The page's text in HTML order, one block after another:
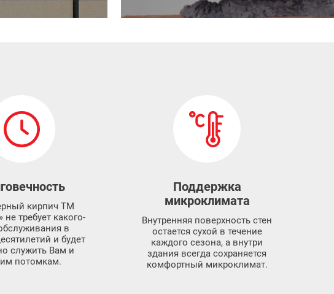
кирпич ТМ
не требует какого-
в
и будет
служить Вам и
потомкам.
Поддержка
микроклимата
Внутренняя поверхность стен
остается сухой в течение
каждого сезона, а внутри
здания всегда сохраняется
комфортный микроклимат.